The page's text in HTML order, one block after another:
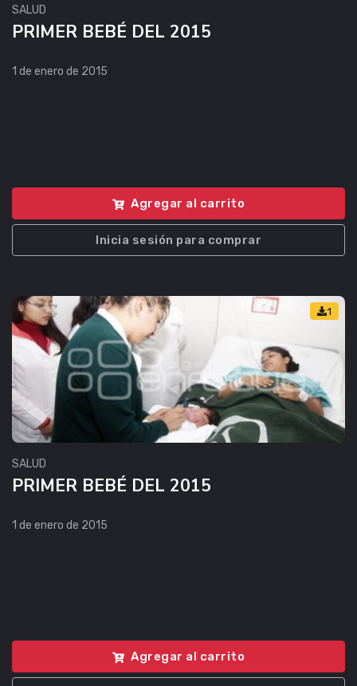
SALUD
PRIMER BEBÉ DEL 2015
1 de enero de 2015
Agregar al carrito
Inicia sesión para comprar
1
SALUD
PRIMER BEBÉ DEL 2015
1 de enero de 2015
Agregar al carrito